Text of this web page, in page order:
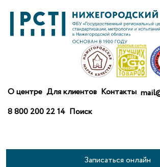
О центре Для клиентов Контакты
8 800 200 22 14 Поиск
Записаться онлайн